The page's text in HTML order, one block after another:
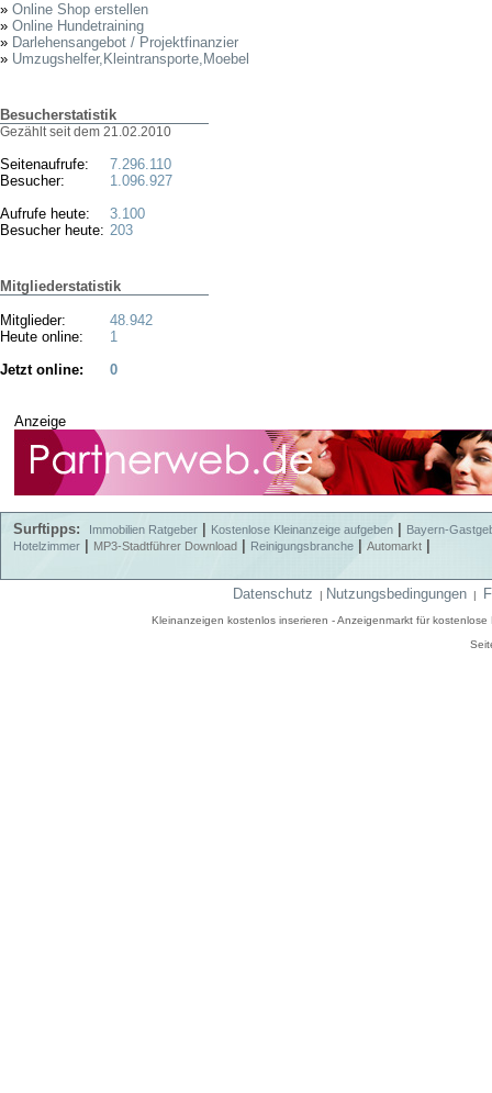
» Online Shop erstellen
» Online Hundetraining
» Darlehensangebot / Projektfinanzier
» Umzugshelfer,Kleintransporte,Moebel
Besucherstatistik
Gezählt seit dem 21.02.2010
Seitenaufrufe:
Besucher:
Aufrufe heute:
Besucher heute:
7.296.110
1.096.927
3.100
203
Mitgliederstatistik
Mitglieder:
Heute online:
48.942
1
Jetzt online:
0
Anzeige
Surftipps: Immobilien Ratgeber Kostenlose Kleinanzeige aufgeben
Bayern-
Hotelzimmer
MP3-Stadtführer Download Reinigungsbranche Automarkt
Datenschutz | Nutzungsbedingungen |
Kleinanzeigen kostenlos inserieren - Anzeigenmarkt für